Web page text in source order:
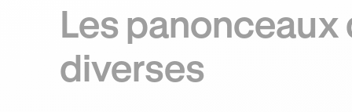
Les panonceaux
diverses